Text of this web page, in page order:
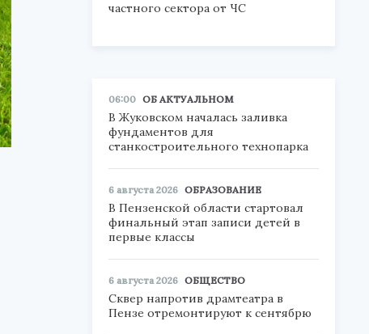
частного сектора от ЧС
06:00 ОБ АКТУАЛЬНОМ
В Жуковском началась заливка
фундаментов для
станкостроительного технопарка
6 августа 2026 ОБРАЗОВАНИЕ
В Пензенской области стартовал
финальный этап записи детей в
первые классы
6 августа 2026 ОБЩЕСТВО
Сквер напротив драмтеатра в
Пензе отремонтируют к сентябрю